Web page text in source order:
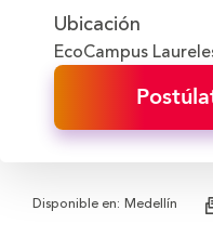
Ubicación
EcoCampus
Disponible en: Medellín